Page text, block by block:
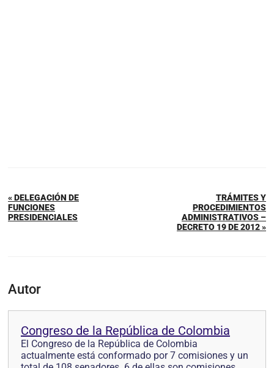
« DELEGACIÓN DE
FUNCIONES
PRESIDENCIALES
TRÁMITES Y
PROCEDIMIENTOS
ADMINISTRATIVOS –
DECRETO 19 DE 2012 »
Autor
Congreso de la República de Colombia
El Congreso de la República de Colombia
actualmente está conformado por 7 comisiones y un